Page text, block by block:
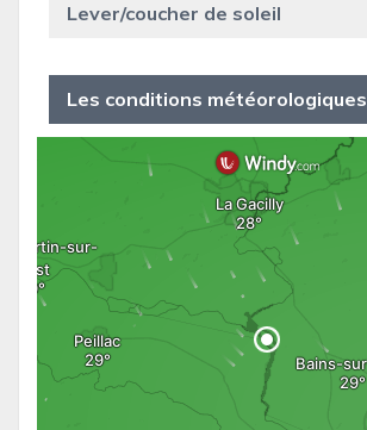
Lever/coucher de soleil
Les conditions météorologiques